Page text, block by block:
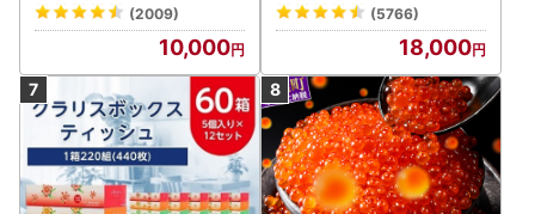
～3房（1.0kg以上）シャイ
ン フルーツ FN-Limited-S
P
(2009)
10,000
(5766)
18,000